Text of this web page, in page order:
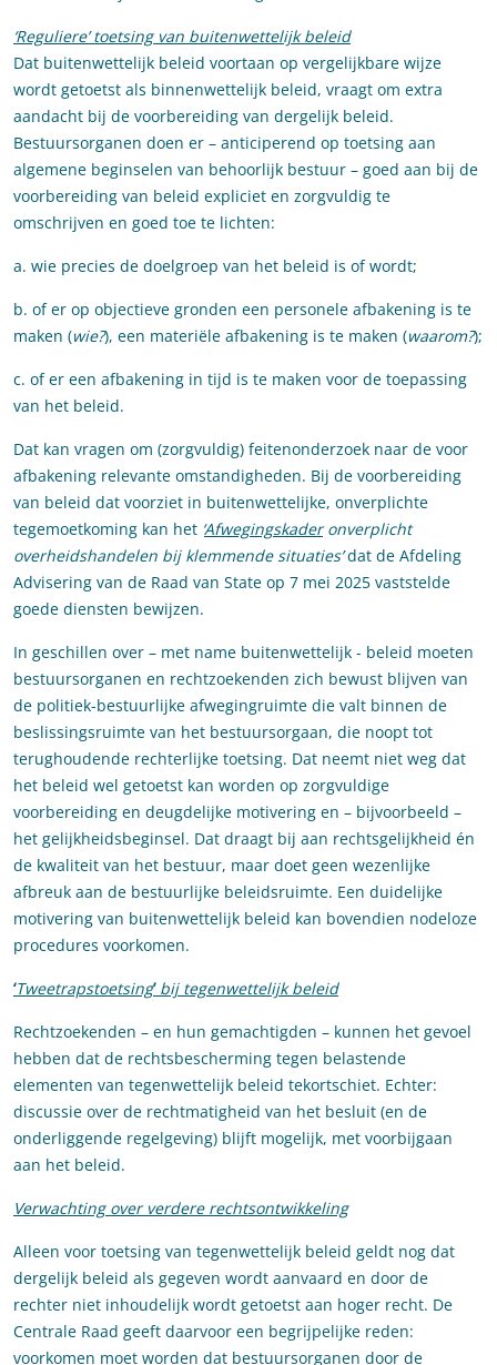
‘Reguliere’ toetsing van buitenwettelijk beleid
Dat buitenwettelijk beleid voortaan op vergelijkbare wijze
wordt getoetst als binnenwettelijk beleid, vraagt om extra
aandacht bij de voorbereiding van dergelijk beleid.
Bestuursorganen doen er – anticiperend op toetsing aan
algemene beginselen van behoorlijk bestuur – goed aan bij de
voorbereiding van beleid expliciet en zorgvuldig te
omschrijven en goed toe te lichten:
a. wie precies de doelgroep van het beleid is of wordt;
b. of er op objectieve gronden een personele afbakening is te
maken (wie?), een materiële afbakening is te maken (waarom?);
c. of er een afbakening in tijd is te maken voor de toepassing
van het beleid.
Dat kan vragen om (zorgvuldig) feitenonderzoek naar de voor
afbakening relevante omstandigheden. Bij de voorbereiding
van beleid dat voorziet in buitenwettelijke, onverplichte
tegemoetkoming kan het Afwegingskaderonverplicht
overheidshandelen bij klemmende situaties’dat de Afdeling
Advisering van de Raad van State op 7 mei 2025 vaststelde
goede diensten bewijzen.
In geschillen over – met name buitenwettelijk - beleid moeten
bestuursorganen en rechtzoekenden zich bewust blijven van
de politiek-bestuurlijke afwegingruimte die valt binnen de
beslissingsruimte van het bestuursorgaan, die noopt tot
terughoudende rechterlijke toetsing. Dat neemt niet weg dat
het beleid wel getoetst kan worden op zorgvuldige
voorbereiding en deugdelijke motivering en – bijvoorbeeld –
het gelijkheidsbeginsel. Dat draagt bij aan rechtsgelijkheid én
de kwaliteit van het bestuur, maar doet geen wezenlijke
afbreuk aan de bestuurlijke beleidsruimte. Een duidelijke
motivering van buitenwettelijk beleid kan bovendien nodeloze
procedures voorkomen.
‘Tweetrapstoetsing’ bij tegenwettelijk beleid
Rechtzoekenden – en hun gemachtigden – kunnen het gevoel
hebben dat de rechtsbescherming tegen belastende
elementen van tegenwettelijk beleid tekortschiet. Echter:
discussie over de rechtmatigheid van het besluit (en de
onderliggende regelgeving) blijft mogelijk, met voorbijgaan
aan het beleid.
Verwachting over verdere rechtsontwikkeling
Alleen voor toetsing van tegenwettelijk beleid geldt nog dat
dergelijk beleid als gegeven wordt aanvaard en door de
rechter niet inhoudelijk wordt getoetst aan hoger recht. De
Centrale Raad geeft daarvoor een begrijpelijke reden:
voorkomen moet worden dat bestuursorganen door de